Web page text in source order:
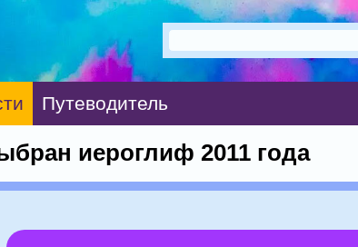
Путеводитель
иероглиф 2011 года